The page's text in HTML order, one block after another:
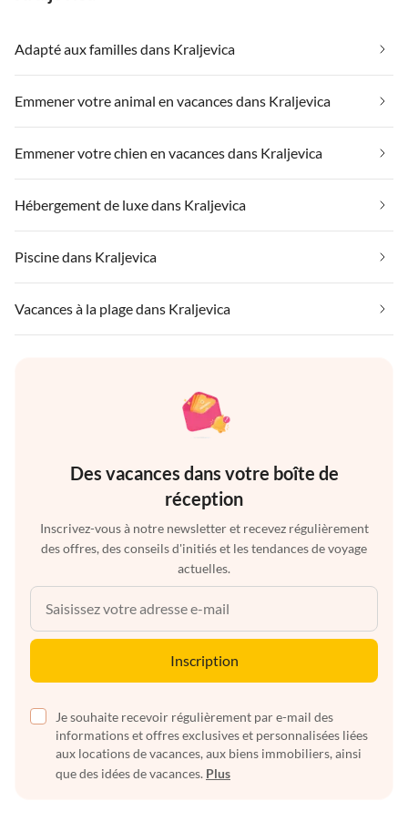
Adapté aux familles dans Kraljevica
Emmener votre animal en vacances dans Kraljevica
Emmener votre chien en vacances dans Kraljevica
Hébergement de luxe dans Kraljevica
Piscine dans Kraljevica
Vacances à la plage dans Kraljevica
Des vacances dans votre boîte de
réception
Inscrivez-vous à notre newsletter et recevez régulièrement
des offres, des conseils d'initiés et les tendances de voyage
actuelles.
Inscription
Je souhaite recevoir régulièrement par e-mail des
informations et offres exclusives et personnalisées liées
aux locations de vacances, aux biens immobiliers, ainsi
que des idées de vacances. Plus